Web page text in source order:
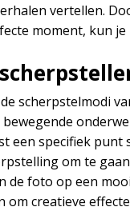
vertellen.
moment, kun
scherpstelmodi
bewegende
een specifiek
om te
de foto op een
om creatieve